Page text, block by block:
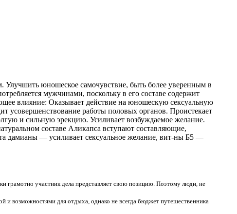
юношеское самочувствие, быть более уверенным в
мужчинами, поскольку в его составе содержит
влияние: Оказывает действие на юношескую сексуальную
усовершенствование работы половых органов. Проистекает
и сильную эрекцию. Усиливает возбуждаемое желание.
составе Аликапса вступают составляющие,
дамианы — усиливает сексуальное желание, вит-ны Б5 —
грамотно участник дела представляет свою позицию. Поэтому люди, не
и возможностями для отдыха, однако не всегда бюджет путешественника